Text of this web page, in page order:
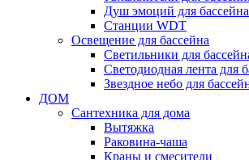
Душ эмоций для бассейна
Станции WDT
Освещение для бассейна
Светильники для
Светодиодная лента для
Звездное небо для
ДОМ
Сантехника для дома
Вытяжка
Раковина-чаша
Краны и смесители